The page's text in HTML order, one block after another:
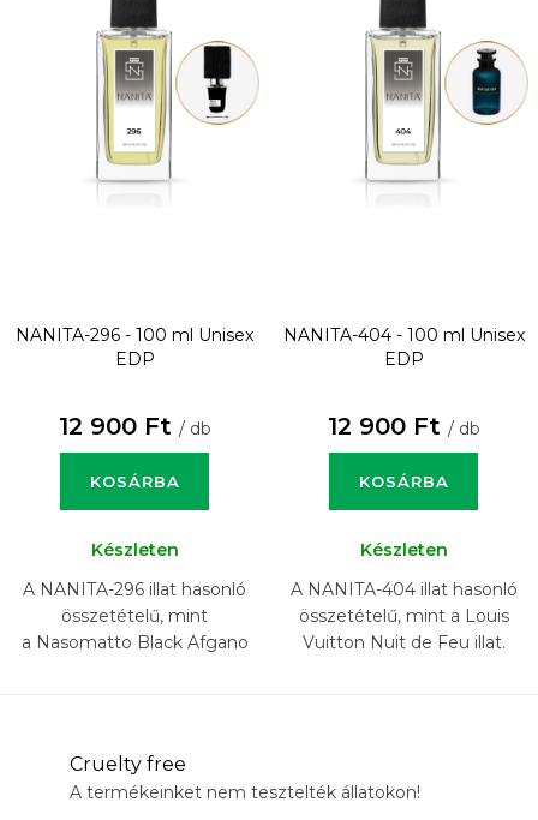
NANITA-296 - 100 ml Unisex
EDP
12 900 Ft / db
KOSÁRBA
Készleten
A NANITA-296 illat hasonló
összetételű, mint
a Nasomatto Black Afgano
NANITA-404 - 100 ml Unisex
EDP
12 900 Ft / db
KOSÁRBA
Készleten
A NANITA-404 illat hasonló
összetételű, mint a Louis
Vuitton Nuit de Feu illat.
Cruelty free
A termékeinket nem tesztelték állatokon!